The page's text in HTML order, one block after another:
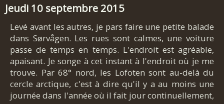
Jeudi 10 septembre 2015
Levé avant les autres, je pars faire une petite balade
dans Sørvågen. Les rues sont calmes, une voiture
passe de temps en temps. L'endroit est agréable,
apaisant. Je songe à cet instant à l'endroit où je me
trouve. Par 68° nord, les Lofoten sont au-delà du
cercle arctique, c'est à dire qu'il y a au moins une
journée dans l'année où il fait jour continuellement,